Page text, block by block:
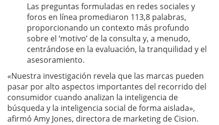
Las preguntas formuladas en redes sociales y
foros en línea promediaron 113,8 palabras,
proporcionando un contexto más profundo
sobre el ‘motivo’ de la consulta y, a menudo,
centrándose en la evaluación, la tranquilidad y el
asesoramiento.
«Nuestra investigación revela que las marcas pueden
pasar por alto aspectos importantes del recorrido del
consumidor cuando analizan la inteligencia de
búsqueda y la inteligencia social de forma aislada»,
afirmó Amy Jones, directora de marketing de Cision.